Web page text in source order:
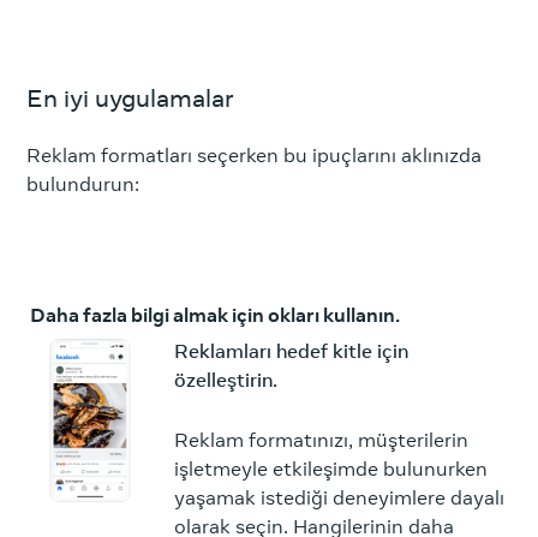
En iyi uygulamalar
Reklam formatları seçerken bu ipuçlarını aklınızda
bulundurun:
Daha fazla bilgi almak için okları kullanın.
Reklamları hedef kitle için
özelleştirin.
Reklam formatınızı, müşterilerin
işletmeyle etkileşimde bulunurken
yaşamak istediği deneyimlere dayalı
olarak seçin. Hangilerinin daha